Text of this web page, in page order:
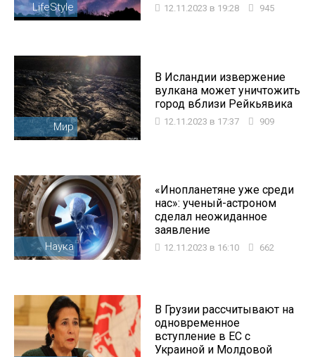
LifeStyle 12.11.2023 в 19:28 945
Мир
В Исландии извержение
вулкана может уничтожить
город вблизи Рейкьявика
12.11.2023 в 17:37 909
Наука
«Инопланетяне уже среди
нас»: ученый-астроном
сделал неожиданное
заявление
12.11.2023 в 16:10 662
В Грузии рассчитывают на
одновременное
вступление в ЕС с
Украиной и Молдовой